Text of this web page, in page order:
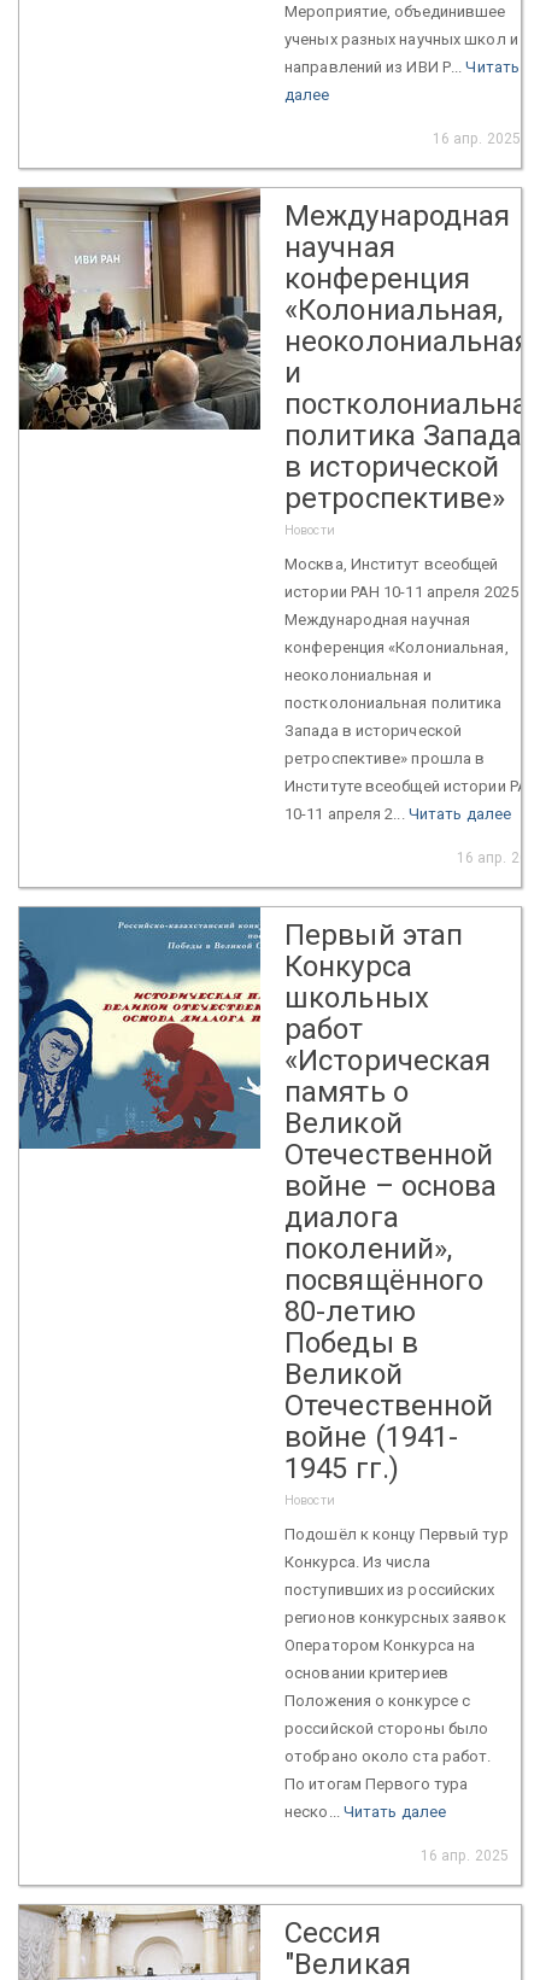
Мероприятие, объединившее
ученых разных научных школ и
направлений из ИВИ Р...Читать
далее
16 апр. 2025
Международная
научная
конференция
«Колониальная,
неоколониальная
и
политика Запада
в исторической
ретроспективе»
Новости
Москва, Институт всеобщей
истории РАН 10-11 апреля 2025 г.
Международная научная
конференция «Колониальная,
неоколониальная и
постколониальная политика
Запада в исторической
ретроспективе» прошла в
Институте всеобщей истории РАН
10-11 апреля 2... Читать далее
16 апр.
Первый этап
Конкурса
школьных
работ
«Историческая
память о
Великой
Отечественной
войне – основа
диалога
поколений»,
посвящённого
80-летию
Победы в
Великой
Отечественной
войне (1941-
1945 гг.)
Новости
Подошёл к концу Первый тур
Конкурса. Из числа
поступивших из российских
регионов конкурсных заявок
Оператором Конкурса на
основании критериев
Положения о конкурсе с
российской стороны было
отобрано около ста работ.
По итогам Первого тура
неско... Читать далее
16 апр. 2025
Сессия
"Великая